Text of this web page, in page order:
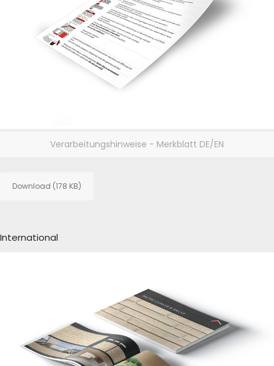
Verarbeitungshinweise - Merkblatt DE/EN
Download (178 KB)
International